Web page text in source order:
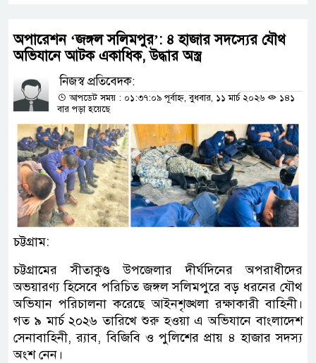
অপারেশন ‘জঙ্গল সলিমপুর’: ৪ হাজার সদস্যের যৌথ
অভিযানে আটক একাধিক, উদ্ধার অস্ত্র
নিজস্ব প্রতিবেদক:
আপডেট সময় : ০১:৩৭:০৯ পূর্বাহ্ন, বুধবার, ১১ মার্চ ২০২৬
১৪১
বার পড়া হয়েছে
চট্টগ্রাম:
চট্টগ্রামের সীতাকুণ্ড উপজেলার দীর্ঘদিনের অপরাধীদের
অভয়ারণ্য হিসেবে পরিচিত জঙ্গল সলিমপুরে বড় ধরনের যৌথ
অভিযান পরিচালনা করেছে আইনশৃঙ্খলা রক্ষাকারী বাহিনী।
গত ৯ মার্চ ২০২৬ তারিখে শুরু হওয়া এ অভিযানে বাংলাদেশ
সেনাবাহিনী, র‍্যাব, বিজিবি ও পুলিশের প্রায় ৪ হাজার সদস্য
অংশ নেন।